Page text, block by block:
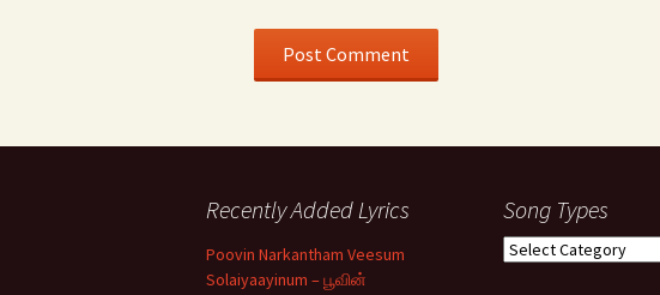
Recently Added Lyrics
Poovin Narkantham Veesum
Solaiyaayinum – பூவின்
Song Types
Song